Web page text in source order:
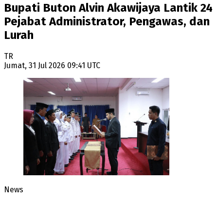
Bupati Buton Alvin Akawijaya Lantik 24
Pejabat Administrator, Pengawas, dan
Lurah
TR
Jumat, 31 Jul 2026 09:41 UTC
News